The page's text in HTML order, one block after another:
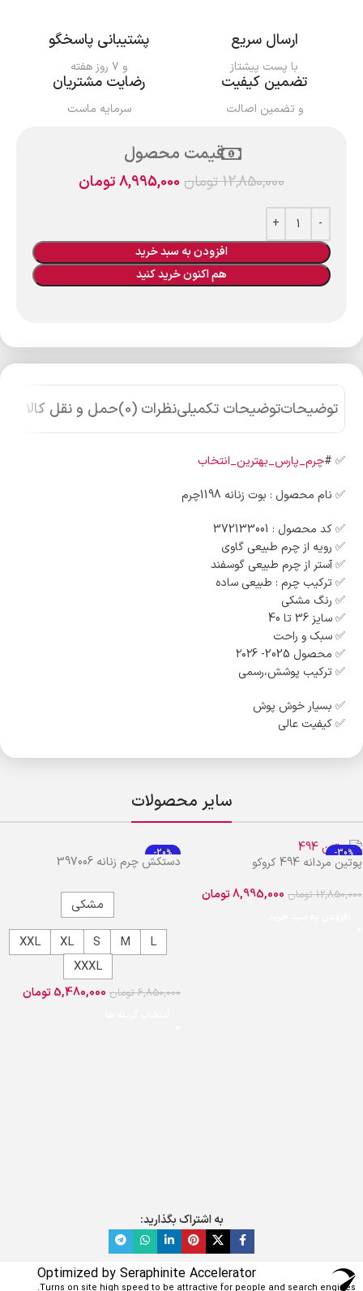
ارسال سریع
با پست پیشتاز
پشتیبانی پاسخگو
و ۷ روز هفته
تضمین کیفیت
و تضمین اصالت
رضایت مشتریان
سرمایه ماست
قیمت محصول
12,850,000تومان 8,995,000تومان
افزودن به سبد خرید
هم اکنون خرید کنید
توضیحاتتوضیحات تکمیلینظرات (0) حمل و نقل کالا
✅️ #چرم_پارس_بهترین_انتخاب
✅️ نام محصول : بوت زنانه 1198چرم
✅️ کد محصول : 372133001
✅️ رویه از چرم طبیعی گاوی
✅️ آستر از چرم طبیعی گوسفند
✅️ ترکیب چرم : طبیعی ساده
✅️ رنگ مشکی
✅️ سایز 36 تا 40
✅️ سبک و راحت
✅️ محصول 2025- ۲۰۲6
✅️ ترکیب پوشش،رسمی
✅️ بسیار خوش پوش
✅️ کیفیت عالی
سایر محصولات
-30%
پوتین مردانه 494 کروکو
12,850,000 تومان 8,995,000تومان
-20%
دستکش چرم زنانه 397006
مشکی
L
M
S
XL
XXL
XXXL
6,850,000 تومان 5,480,000تومان
به اشتراک بگذارید:
Optimized by Seraphinite Accelerator
Turns on site high speed to be attractive for people and search engines.